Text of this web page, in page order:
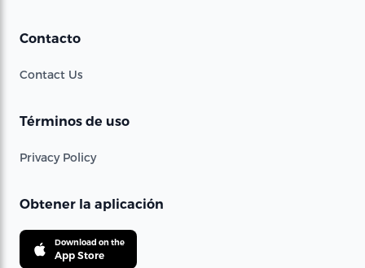
Contacto
Contact Us
Términos de uso
Privacy Policy
Obtener la aplicación
Download on the
App Store